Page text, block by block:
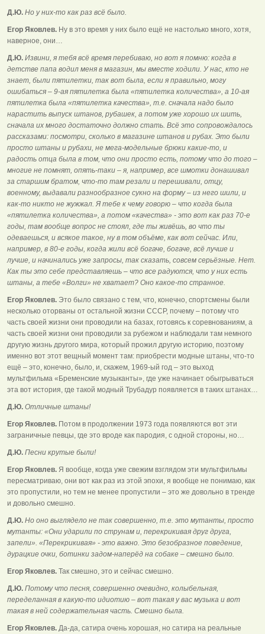
Д.Ю. Но у них-то как раз всё было.
Егор Яковлев. Ну в это время у них было ещё не настолько много, хотя,
наверное, они…
Д.Ю. Извини, я тебя всё время перебиваю, но вот я помню: когда в
детстве папа водил меня в магазин, мы вместе ходили. У нас, кто не
знает, были пятилетки, так вот была, если я правильно, могу
ошибаться – 9-ая пятилетка была «пятилетка количества», а 10-ая
пятилетка была «пятилетка качества», т.е. сначала надо было
нарастить выпуск штанов, рубашек, а потом уже хорошо их шить,
сначала их много достаточно должно стать. Всё это сопровождалось
рассказами: посмотри, сколько в магазине штанов и рубах. Это были
просто штаны и рубахи, не мега-модельные брюки какие-то, и
радость отца была в том, что они просто есть, потому что до того –
многие не помнят, опять-таки – я, например, все шмотки донашивал
за старшим братом, что-то там резали и перешивали, отцу,
военному, выдавали разнообразное сукно на форму – из него шили, и
как-то никто не жужжал. Я тебе к чему говорю – что когда была
«пятилетка количества», а потом «качества» - это вот как раз 70-е
годы, там вообще вопрос не стоял, где ты живёшь, во что ты
одеваешься, и всякое такое, ну в том объёме, как вот сейчас. Или,
например, в 80-е годы, когда жили всё богаче, богаче, всё лучше и
лучше, и начинались уже запросы, так сказать, совсем серьёзные. Нет.
Как ты это себе представляешь – что все радуются, что у них есть
штаны, а тебе «Волги» не хватает? Оно какое-то странное.
Егор Яковлев. Это было связано с тем, что, конечно, спортсмены были
несколько оторваны от остальной жизни СССР, почему – потому что
часть своей жизни они проводили на базах, готовясь к соревнованиям, а
часть своей жизни они проводили за рубежом и наблюдали там немного
другую жизнь другого мира, который прожил другую историю, поэтому
именно вот этот вещный момент там: приобрести модные штаны, что-то
ещё – это, конечно, было, и, скажем, 1969-ый год – это выход
мультфильма «Бременские музыканты», где уже начинает обыгрываться
эта вот история, где такой модный Трубадур появляется в таких штанах…
Д.Ю. Отличные штаны!
Егор Яковлев. Потом в продолжении 1973 года появляются вот эти
заграничные певцы, где это вроде как пародия, с одной стороны, но…
Д.Ю. Песни крутые были!
Егор Яковлев. Я вообще, когда уже свежим взглядом эти мультфильмы
пересматриваю, они вот как раз из этой эпохи, я вообще не понимаю, как
это пропустили, но тем не менее пропустили – это же довольно в тренде
и довольно смешно.
Д.Ю. Но оно выглядело не так совершенно, т.е. это мутанты, просто
мутанты: «Они ударили по струнам и, перекрикивая друг друга,
запели». «Перекрикивая» - это важно. Это безобразное поведение,
дурацкие очки, ботинки задом-наперёд на собаке – смешно было.
Егор Яковлев. Так смешно, это и сейчас смешно.
Д.Ю. Потому что песня, совершенно очевидно, колыбельная,
переделанная в какую-то идиотию – вот такая у вас музыка и вот
такая в ней содержательная часть. Смешно была.
Егор Яковлев. Да-да, сатира очень хорошая, но сатира на реальные